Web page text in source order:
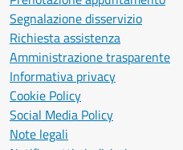
Segnalazione disservizio
Richiesta assistenza
Amministrazione trasparente
Informativa privacy
Cookie Policy
Social Media Policy
Note legali